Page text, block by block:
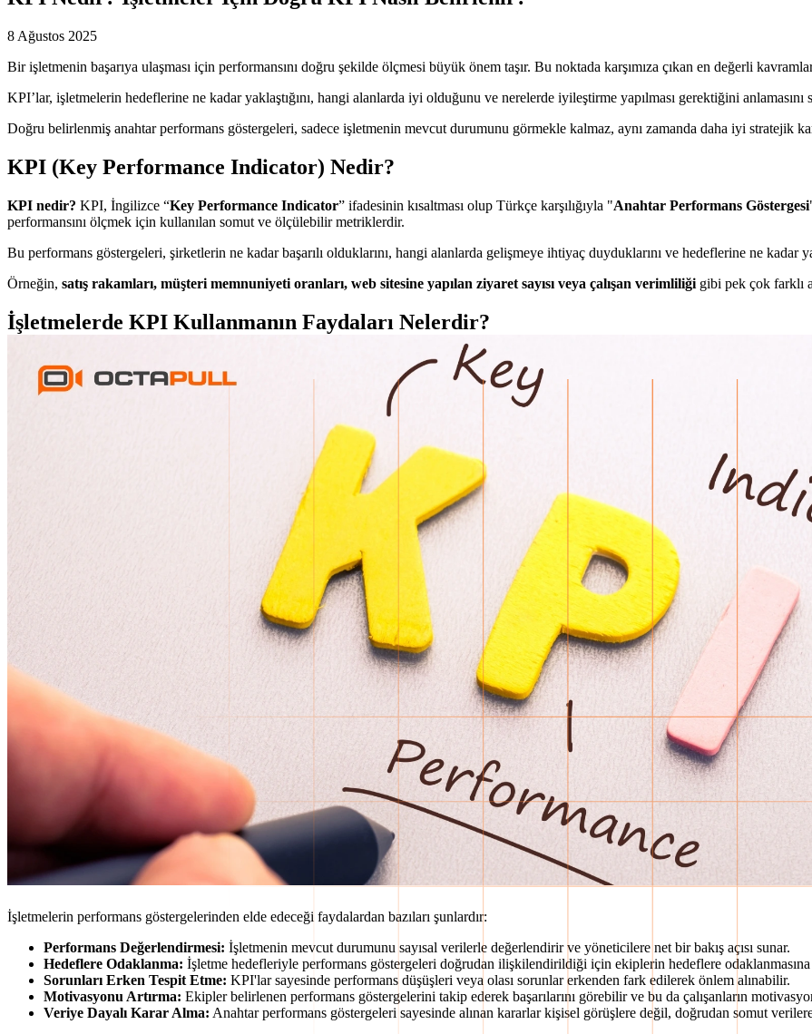
8 Ağustos 2025
Bir işletmenin başarıya ulaşması için performansını doğru şekilde ölçmesi büyük önem taşır. Bu noktada karşımıza çıkan en değerli
KPI’lar, işletmelerin hedeflerine ne kadar yaklaştığını, hangi alanlarda iyi olduğunu ve nerelerde iyileştirme yapılması gerektiğini anlamasını
Doğru belirlenmiş anahtar performans göstergeleri, sadece işletmenin mevcut durumunu görmekle kalmaz, aynı zamanda daha iyi stratejik
KPI (Key Performance Indicator) Nedir?
KPI nedir? KPI, İngilizce “Key Performance Indicator” ifadesinin kısaltması olup Türkçe karşılığıyla "Anahtar Performans Göstergesi
performansını ölçmek için kullanılan somut ve ölçülebilir metriklerdir.
Bu performans göstergeleri, şirketlerin ne kadar başarılı olduklarını, hangi alanlarda gelişmeye ihtiyaç duyduklarını ve hedeflerine ne kadar
Örneğin, satış rakamları, müşteri memnuniyeti oranları, web sitesine yapılan ziyaret sayısı veya çalışan verimliliği gibi pek çok farklı
İşletmelerde KPI Kullanmanın Faydaları Nelerdir?
İşletmelerin performans göstergelerinden elde edeceği faydalardan bazıları şunlardır:
Performans Değerlendirmesi: İşletmenin mevcut durumunu sayısal verilerle değerlendirir ve yöneticilere net bir bakış açısı sunar.
Hedeflere Odaklanma: İşletme hedefleriyle performans göstergeleri doğrudan ilişkilendirildiği için ekiplerin hedeflere odaklanmasına
Sorunları Erken Tespit Etme: KPI'lar sayesinde performans düşüşleri veya olası sorunlar erkenden fark edilerek önlem alınabilir.
Motivasyonu Artırma: Ekipler belirlenen performans göstergelerini takip ederek başarılarını görebilir ve bu da çalışanların
Veriye Dayalı Karar Alma: Anahtar performans göstergeleri sayesinde alınan kararlar kişisel görüşlere değil, doğrudan somut